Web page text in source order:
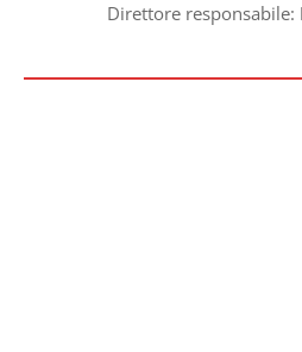
Direttore responsabile: